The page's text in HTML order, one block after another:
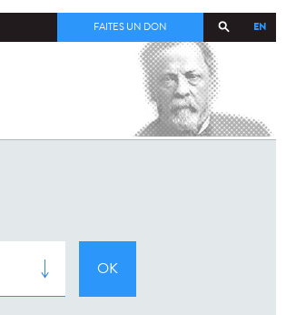
EN
FAITES UN DON
COV-2 /